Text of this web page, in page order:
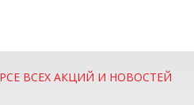
ВСЕХ АКЦИЙ И НОВОСТЕЙ